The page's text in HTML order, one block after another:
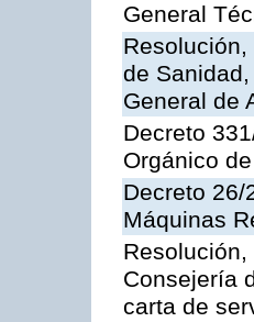
General
de
General de
Decreto
Orgánico
Decreto 26/
Máquinas
Consejería
carta de